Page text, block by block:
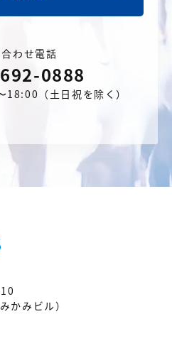
わせ電話
0888
18:00（土日祝を除く）
かみビル）